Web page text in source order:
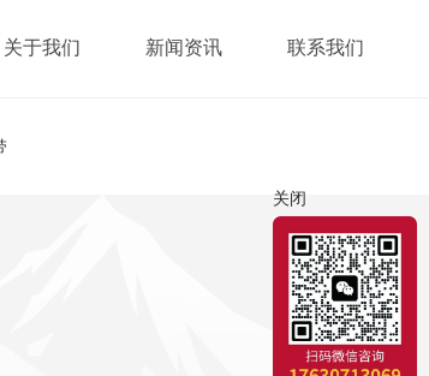
关于我们 新闻资讯 联系我们
关闭